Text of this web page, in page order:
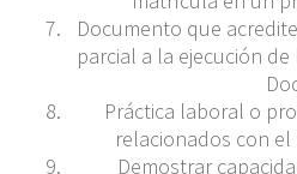
Documento que
parcial a la ejecución
Práctica laboral o
relacionados con
Demostrar